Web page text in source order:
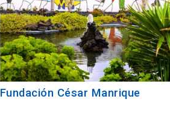
Fundación César Manrique